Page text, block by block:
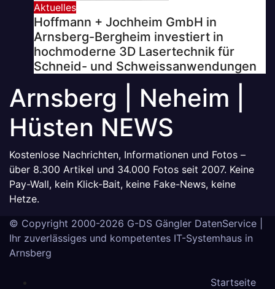
Aktuelles
Hoffmann + Jochheim GmbH in
Arnsberg-Bergheim investiert in
hochmoderne 3D Lasertechnik für
Schneid- und Schweissanwendungen
Arnsberg | Neheim |
Hüsten NEWS
Kostenlose Nachrichten, Informationen und Fotos –
über 8.300 Artikel und 34.000 Fotos seit 2007. Keine
Pay-Wall, kein Klick-Bait, keine Fake-News, keine
Hetze.
© Copyright 2000-2026 G-DS Gängler DatenService
Ihr zuverlässiges und kompetentes IT-Systemhaus in
Arnsberg
Startseite